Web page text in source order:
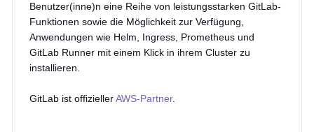
Benutzer(inne)n eine Reihe von leistungsstarken GitLab-
Funktionen sowie die Möglichkeit zur Verfügung,
Anwendungen wie Helm, Ingress, Prometheus und
GitLab Runner mit einem Klick in ihrem Cluster zu
installieren.
GitLab ist offiziellerAWS-Partner.